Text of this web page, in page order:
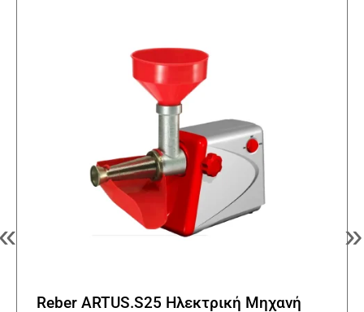
Reber ARTUS.S25 Ηλεκτρική Μηχανή
»